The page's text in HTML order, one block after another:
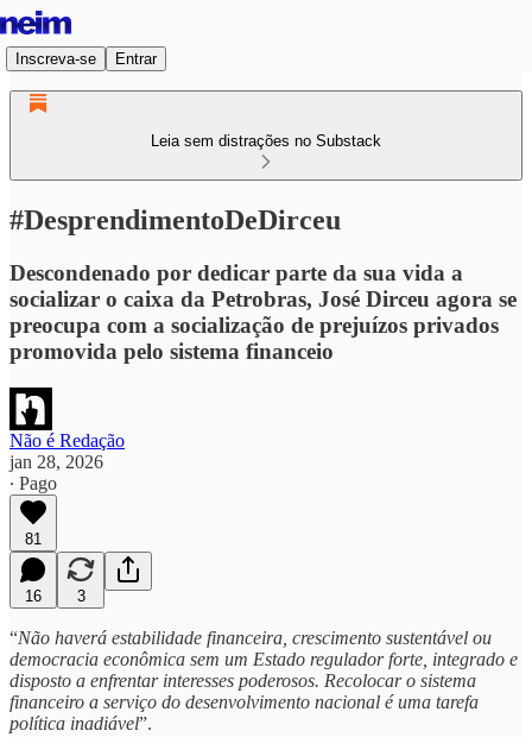
Inscreva-se Entrar
Leia sem distrações no Substack
#DesprendimentoDeDirceu
Descondenado por dedicar parte da sua vida a
socializar o caixa da Petrobras, José Dirceu agora se
preocupa com a socialização de prejuízos privados
promovida pelo sistema financeio
Não é Redação
jan 28, 2026
∙ Pago
81
16 3
“Não haverá estabilidade financeira, crescimento sustentável ou
democracia econômica sem um Estado regulador forte, integrado e
disposto a enfrentar interesses poderosos. Recolocar o sistema
financeiro a serviço do desenvolvimento nacional é uma tarefa
política inadiável”.